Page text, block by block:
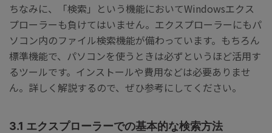
ちなみに、「検索」という機能においてWindowsエクス
プローラーも負けてはいません。エクスプローラーにもパ
ソコン内のファイル検索機能が備わっています。もちろん
標準機能で、パソコンを使うときは必ずというほど活用す
るツールです。インストールや費用などは必要ありませ
ん。詳しく解説するので、ぜひ参考にしてください。
3.1 エクスプローラーでの基本的な検索方法